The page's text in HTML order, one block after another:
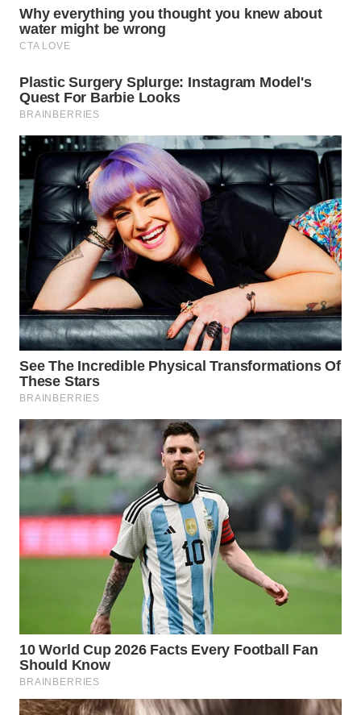
WN
SUMEDANG
CIANJUR
KEPULAUAN
SERIBU
WN
TANGERANG
WN
BINJAI
WN
CIREBON
WN
INDRAMAYU
WN
KUNINGAN
WN
MAJALENGKA
WN
SUKABUMI
WN
PURWAKARTA